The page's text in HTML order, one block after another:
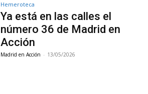
Hemeroteca
Ya está en las calles el
número 36 de Madrid en
Acción
Madrid en Acción - 13/05/2026